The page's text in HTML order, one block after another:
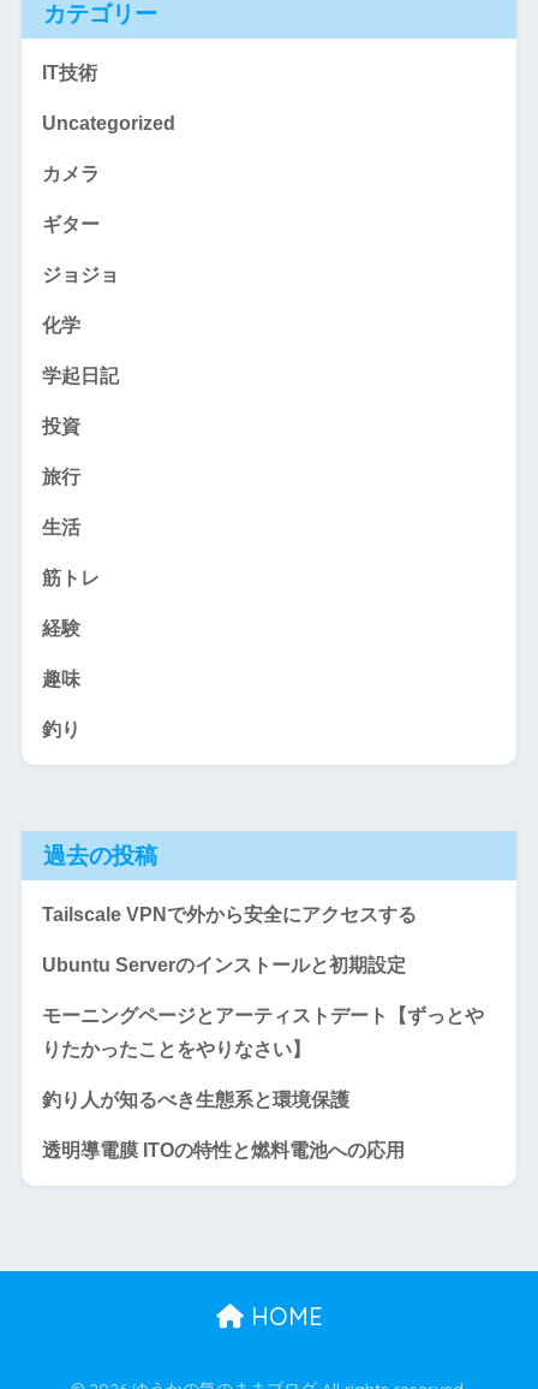
カテゴリー
IT技術
Uncategorized
カメラ
ギター
ジョジョ
化学
学起日記
投資
旅行
生活
筋トレ
経験
趣味
釣り
過去の投稿
Tailscale VPNで外から安全にアクセスする
Ubuntu Serverのインストールと初期設定
モーニングページとアーティストデート【ずっとや
りたかったことをやりなさい】
釣り人が知るべき生態系と環境保護
透明導電膜 ITOの特性と燃料電池への応用
HOME